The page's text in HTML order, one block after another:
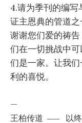
4.请为季刊的编写
证主恩典的管道之
谢谢您们爱的祷
们在一切挑战中可
们是一家。让我们
利的喜悦。
—
王柏传道 —– 以终